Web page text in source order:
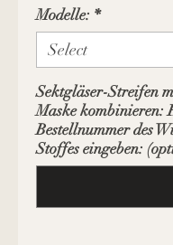
Modelle: *
Sektgläser-Streifen
Maske kombinieren:
Bestellnummer des
Stoffes eingeben: